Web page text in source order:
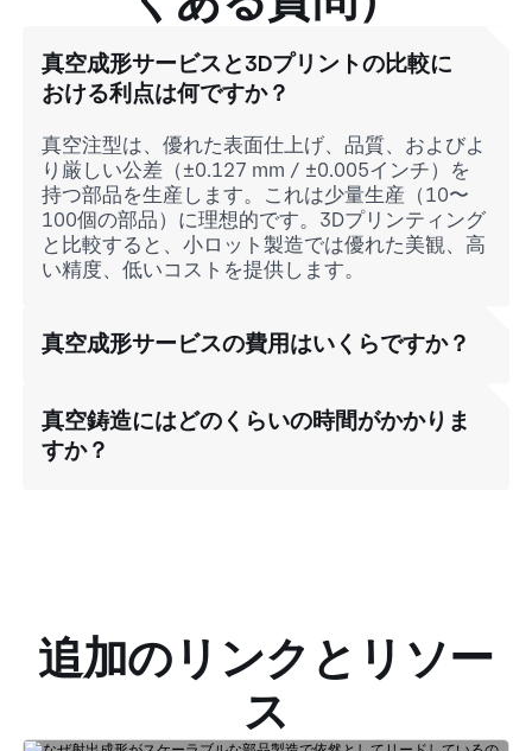
真空成形サービスと3Dプリントの比較に
おける利点は何ですか？
真空注型は、優れた表面仕上げ、品質、およびよ
り厳しい公差（±0.127 mm / ±0.005インチ）を
持つ部品を生産します。これは少量生産（10〜
100個の部品）に理想的です。3Dプリンティング
と比較すると、小ロット製造では優れた美観、高
い精度、低いコストを提供します。
真空成形サービスの費用はいくらですか？
真空鋳造にはどのくらいの時間がかかりま
すか？
追加のリンクとリソー
ス